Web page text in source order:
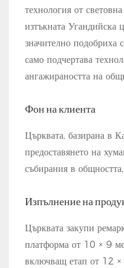
технология от
изтъкната Угандийска
значително подобриха
само подчертава
ангажираността на
Фон на клиента
Църквата, базирана в
предоставянето на
събирания в
Изпълнение на
Църквата закупи
платформа от 10 × 9
включващ етап от 12 ×